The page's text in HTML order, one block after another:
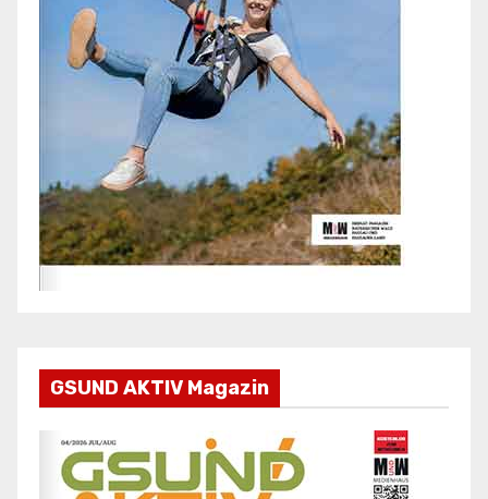
GSUND AKTIV Magazin